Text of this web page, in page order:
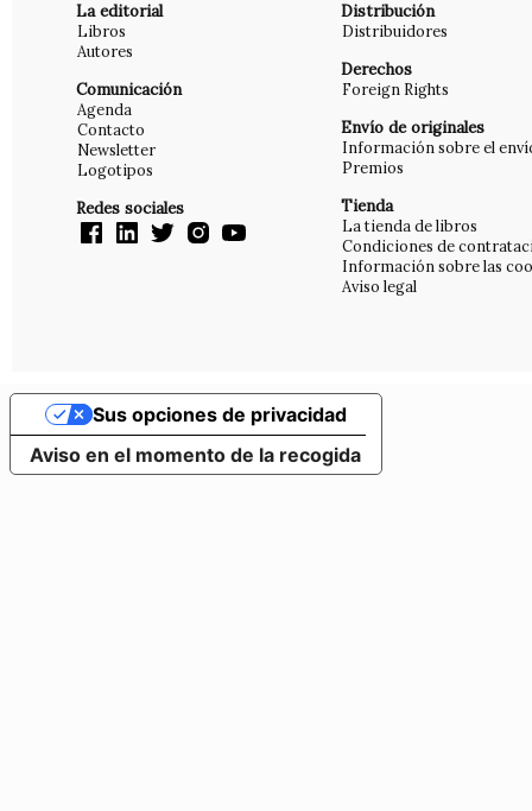
La editorial
Libros
Autores
Comunicación
Agenda
Contacto
Newsletter
Logotipos
Redes sociales
Distribución
Distribuidores
Derechos
Foreign Rights
Envío de originales
Información sobre el
Premios
Tienda
La tienda de libros
Condiciones de
Información sobre las
Aviso legal
Aviso en el momento de la recogida
Sus opciones de privacidad